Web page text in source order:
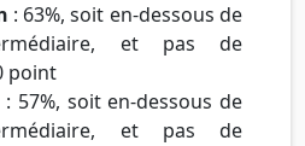
: 63%, soit en-dessous de
et pas de
point
: 57%, soit en-dessous de
et pas de